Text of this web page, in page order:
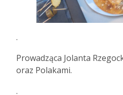
.
Prowadząca Jolanta
oraz Polakami.
.